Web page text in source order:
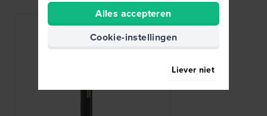
Alles accepteren
Cookie-instellingen
Liever niet